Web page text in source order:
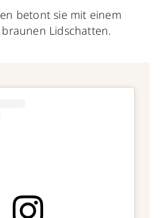
betont sie mit einem
Lidschatten.